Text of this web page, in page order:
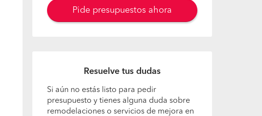
Pide presupuestos ahora
Resuelve tus dudas
Si aún no estás listo para pedir
presupuesto y tienes alguna duda sobre
remodelaciones o servicios de mejora en